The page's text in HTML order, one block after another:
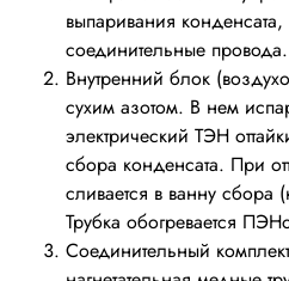
выпаривания
соединительные провода.
Внутренний блок
сухим азотом. В нем
электрический ТЭН
сбора конденсата. При
сливается в ванну сбора
Трубка обогревается
Соединительный